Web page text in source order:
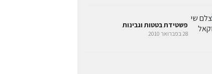
פשטידת בטטות וגבינות
28 בפברואר 2010